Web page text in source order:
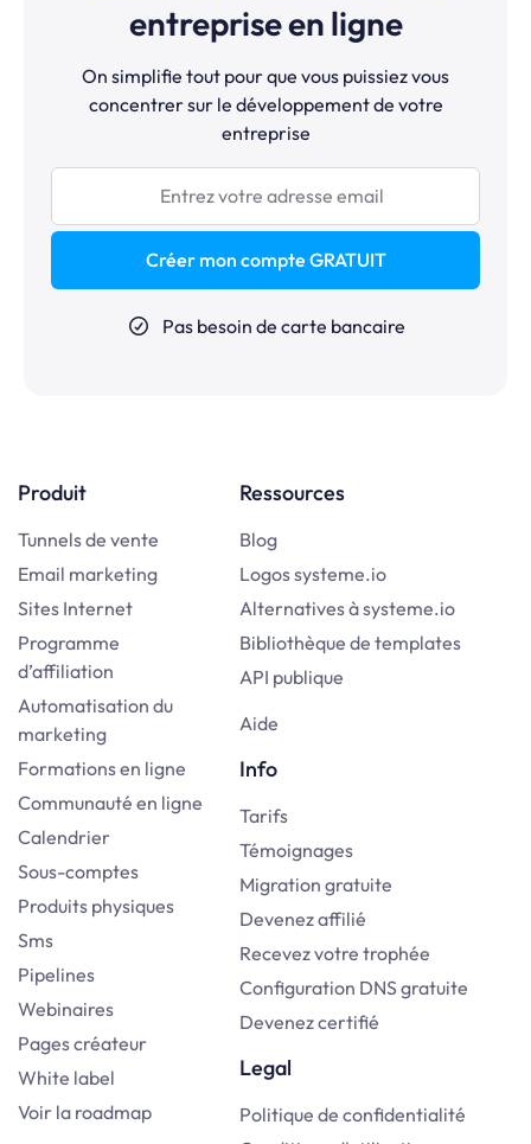
entreprise en ligne
On simplifie tout pour que vous puissiez vous
concentrer sur le développement de votre
entreprise
Créer mon compte GRATUIT
Pas besoin de carte bancaire
Produit
Tunnels de vente
Email marketing
Sites Internet
Programme
d’affiliation
Automatisation du
marketing
Formations en ligne
Communauté en ligne
Calendrier
Sous-comptes
Produits physiques
Sms
Pipelines
Webinaires
Pages créateur
White label
Voir la roadmap
Ressources
Blog
Logos systeme.io
Alternatives à systeme.io
Bibliothèque de templates
API publique
Aide
Info
Tarifs
Témoignages
Migration gratuite
Devenez affilié
Recevez votre trophée
Configuration DNS gratuite
Devenez certifié
Legal
Politique de confidentialité